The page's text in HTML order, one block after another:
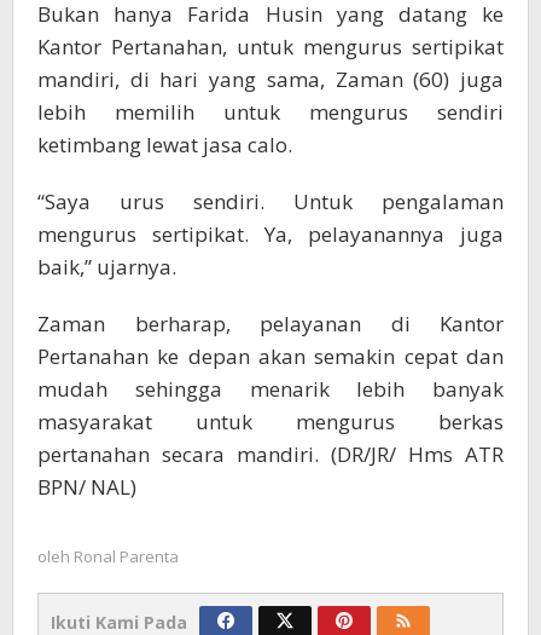
Bukan hanya Farida Husin yang datang ke
Kantor Pertanahan, untuk mengurus sertipikat
mandiri, di hari yang sama, Zaman (60) juga
lebih memilih untuk mengurus sendiri
ketimbang lewat jasa calo.
“Saya urus sendiri. Untuk pengalaman
mengurus sertipikat. Ya, pelayanannya juga
baik,” ujarnya.
Zaman berharap, pelayanan di Kantor
Pertanahan ke depan akan semakin cepat dan
mudah sehingga menarik lebih banyak
masyarakat untuk mengurus berkas
pertanahan secara mandiri. (DR/JR/ Hms ATR
BPN/ NAL)
oleh Ronal Parenta
Ikuti Kami Pada